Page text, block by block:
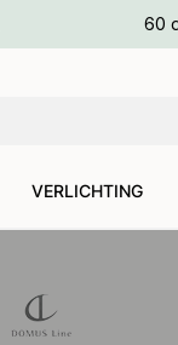
60
VERLICHTING